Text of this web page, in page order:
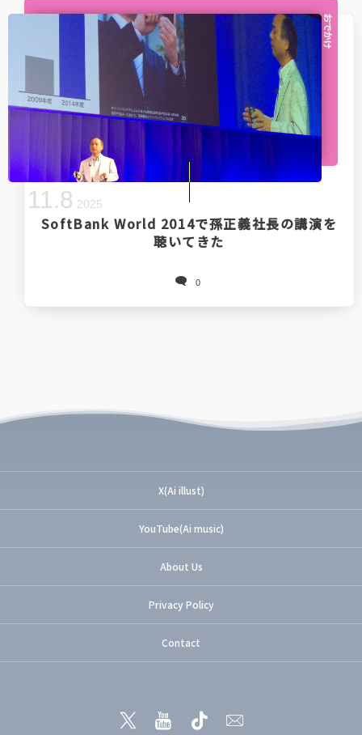
おでかけ
SoftBank World 2014で孫正義社長の講演を
聴いてきた
0
11.8 2025
X(Ai illust)
YouTube(Ai music)
About Us
Privacy Policy
Contact